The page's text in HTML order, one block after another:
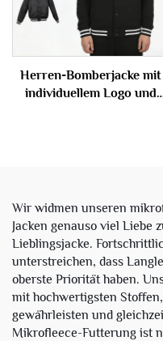
Herren-Bomberjacke mit
individuellem Logo und
Wir widmen unseren
Jacken genauso viel Liebe
Lieblingsjacke.
unterstreichen, dass
oberste Priorität haben.
mit hochwertigsten
gewährleisten und
Mikrofleece-Futterung ist